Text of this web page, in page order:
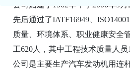
公司始建于1962年，于2006年9
先后通过了IATF16949、
质量、环境体系、职业健康安全
工620人，其中工程技术质量人员
公司是主要生产汽车发动机用连